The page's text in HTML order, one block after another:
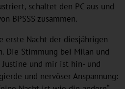
schaltet den PC aus und
BPSSS zusammen.
erste Nacht der diesjährigen
Die Stimmung bei Milan und
und mir ist hin- und
und nervöser Anspannung: